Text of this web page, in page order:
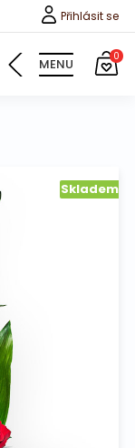
Přihlásit se
MENU 0
Skladem